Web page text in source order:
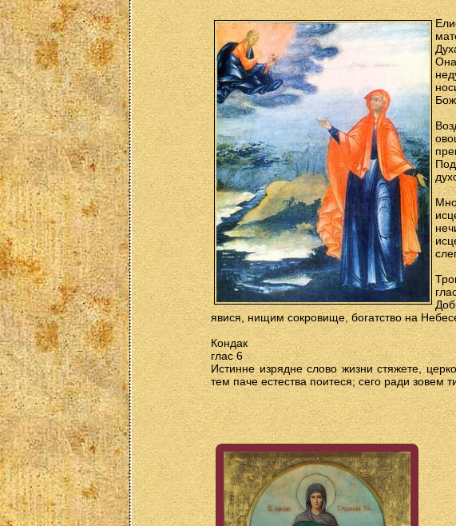
явися, нищим сокровище, богатство на
Кондак
глас 6
Истинне изрядне слово жизни стяжете,
тем паче естества поитеся; сего ради зовем